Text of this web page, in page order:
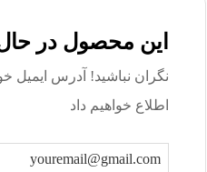
این محصول در
نگران نباشید! آدرس ایمیل
اطلاع خواهیم داد